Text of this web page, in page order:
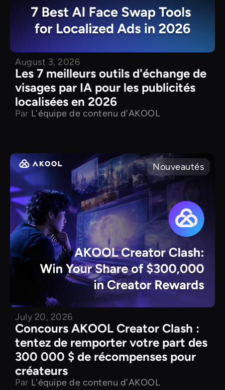
August 3, 2026
Les 7 meilleurs outils d'échange de
visages par IA pour les publicités
localisées en 2026
Par L'équipe de contenu d'AKOOL
Nouveautés
July 20, 2026
Concours AKOOL Creator Clash :
tentez de remporter votre part des
300 000 $ de récompenses pour
créateurs
Par L'équipe de contenu d'AKOOL